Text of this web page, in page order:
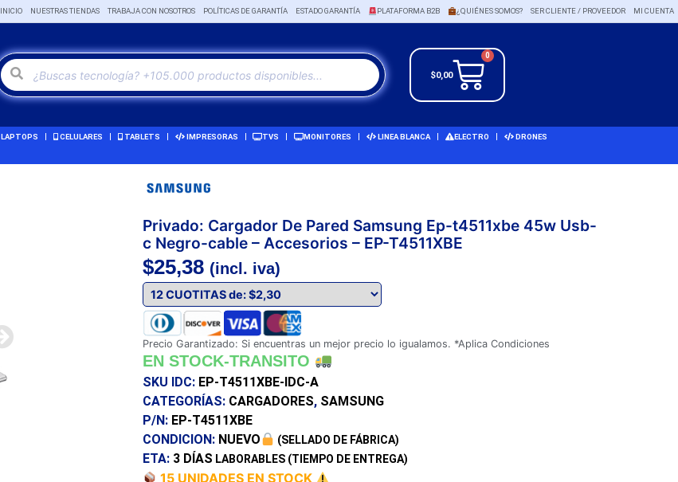
INICIO NUESTRAS TIENDAS TRABAJA CON NOSOTROS POLÍTICAS DE GARANTÍA ESTADO GARANTÍA PLATAFORMA B2B ¿QUIÉNES SOMOS? SER CLIENTE / PROVEEDOR MI CUENTA
$0,00
0
LAPTOPS CELULARES TABLETS IMPRESORAS TVS MONITORES LINEA BLANCA ELECTRO DRONES
Privado: Cargador De Pared Samsung Ep-t4511xbe 45w Usb-
c Negro-cable – Accesorios – EP-T4511XBE
$25,38 (incl. iva)
Precio Garantizado: Si encuentras un mejor precio lo igualamos. *Aplica Condiciones
EN STOCK-TRANSITO
SKU IDC: EP-T4511XBE-IDC-A
CATEGORÍAS: CARGADORES, SAMSUNG
P/N: EP-T4511XBE
CONDICION: NUEVO (SELLADO DE FÁBRICA)
ETA: 3 DÍAS LABORABLES (TIEMPO DE ENTREGA)
15 UNIDADES EN STOCK